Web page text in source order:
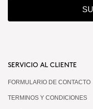
SERVICIO AL CLIENTE
FORMULARIO DE CONTACTO
TERMINOS Y CONDICIONES